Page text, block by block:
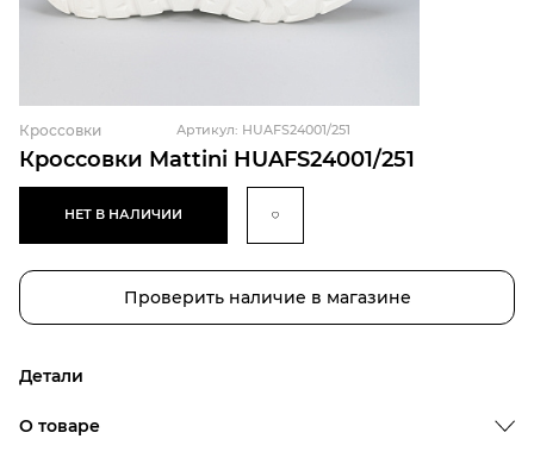
Кроссовки Mattini HUAFS24001/251
Кроссовки Артикул: HUAFS24001/251
НЕТ В НАЛИЧИИ
Проверить наличие в магазине
Детали
О товаре